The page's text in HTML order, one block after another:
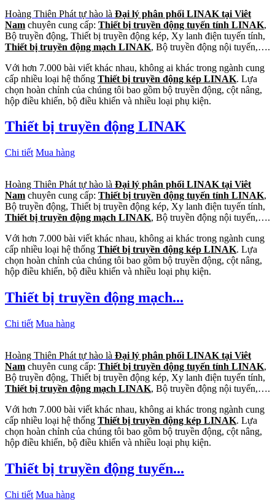
Hoàng Thiên Phát tự hào là Đại lý phân phối LINAK tại Viêt
Nam chuyên cung cấp: Thiết bị truyền động tuyến tính LINAK,
Bộ truyền động, Thiết bị truyền động kép, Xy lanh điện tuyến tính,
Thiết bị truyền động mạch LINAK, Bộ truyền động nội tuyến,….
Với hơn 7.000 bài viết khác nhau, không ai khác trong ngành cung
cấp nhiều loại hệ thống Thiết bị truyền động kép LINAK. Lựa
chọn hoàn chỉnh của chúng tôi bao gồm bộ truyền động, cột nâng,
hộp điều khiển, bộ điều khiển và nhiều loại phụ kiện.
Thiết bị truyền động LINAK
Chi tiết Mua hàng
Hoàng Thiên Phát tự hào là Đại lý phân phối LINAK tại Viêt
Nam chuyên cung cấp: Thiết bị truyền động tuyến tính LINAK,
Bộ truyền động, Thiết bị truyền động kép, Xy lanh điện tuyến tính,
Thiết bị truyền động mạch LINAK, Bộ truyền động nội tuyến,….
Với hơn 7.000 bài viết khác nhau, không ai khác trong ngành cung
cấp nhiều loại hệ thống Thiết bị truyền động kép LINAK. Lựa
chọn hoàn chỉnh của chúng tôi bao gồm bộ truyền động, cột nâng,
hộp điều khiển, bộ điều khiển và nhiều loại phụ kiện.
Thiết bị truyền động mạch...
Chi tiết Mua hàng
Hoàng Thiên Phát tự hào là Đại lý phân phối LINAK tại Viêt
Nam chuyên cung cấp: Thiết bị truyền động tuyến tính LINAK,
Bộ truyền động, Thiết bị truyền động kép, Xy lanh điện tuyến tính,
Thiết bị truyền động mạch LINAK, Bộ truyền động nội tuyến,….
Với hơn 7.000 bài viết khác nhau, không ai khác trong ngành cung
cấp nhiều loại hệ thống Thiết bị truyền động kép LINAK. Lựa
chọn hoàn chỉnh của chúng tôi bao gồm bộ truyền động, cột nâng,
hộp điều khiển, bộ điều khiển và nhiều loại phụ kiện.
Thiết bị truyền động tuyến...
Chi tiết Mua hàng